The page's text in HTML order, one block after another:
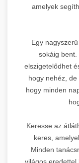
amelyek
Egy
sokáig
elszigetelődhet
hogy nehéz,
hogy minden
Keresse az
keres,
Minden
világos eredettel